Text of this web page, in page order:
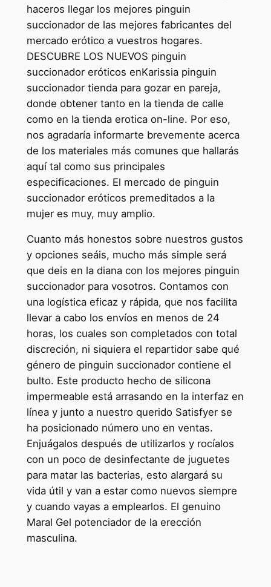
haceros llegar los mejores pinguin
succionador de las mejores fabricantes del
mercado erótico a vuestros hogares.
DESCUBRE LOS NUEVOS pinguin
succionador eróticos enKarissia pinguin
succionador tienda para gozar en pareja,
donde obtener tanto en la tienda de calle
como en la tienda erotica on-line. Por eso,
nos agradaría informarte brevemente acerca
de los materiales más comunes que hallarás
aquí tal como sus principales
especificaciones. El mercado de pinguin
succionador eróticos premeditados a la
mujer es muy, muy amplio.
Cuanto más honestos sobre nuestros gustos
y opciones seáis, mucho más simple será
que deis en la diana con los mejores pinguin
succionador para vosotros. Contamos con
una logística eficaz y rápida, que nos facilita
llevar a cabo los envíos en menos de 24
horas, los cuales son completados con total
discreción, ni siquiera el repartidor sabe qué
género de pinguin succionador contiene el
bulto. Este producto hecho de silicona
impermeable está arrasando en la interfaz en
línea y junto a nuestro querido Satisfyer se
ha posicionado número uno en ventas.
Enjuágalos después de utilizarlos y rocíalos
con un poco de desinfectante de juguetes
para matar las bacterias, esto alargará su
vida útil y van a estar como nuevos siempre
y cuando vayas a emplearlos. El genuino
Maral Gel potenciador de la erección
masculina.